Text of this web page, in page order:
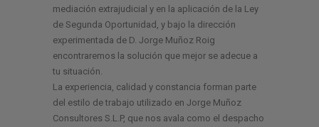
mediación extrajudicial y en la aplicación de la Ley
de Segunda Oportunidad, y bajo la dirección
experimentada de D. Jorge Muñoz Roig
encontraremos la solución que mejor se adecue a
tu situación.
La experiencia, calidad y constancia forman parte
del estilo de trabajo utilizado en Jorge Muñoz
Consultores S.L.P, que nos avala como el despacho